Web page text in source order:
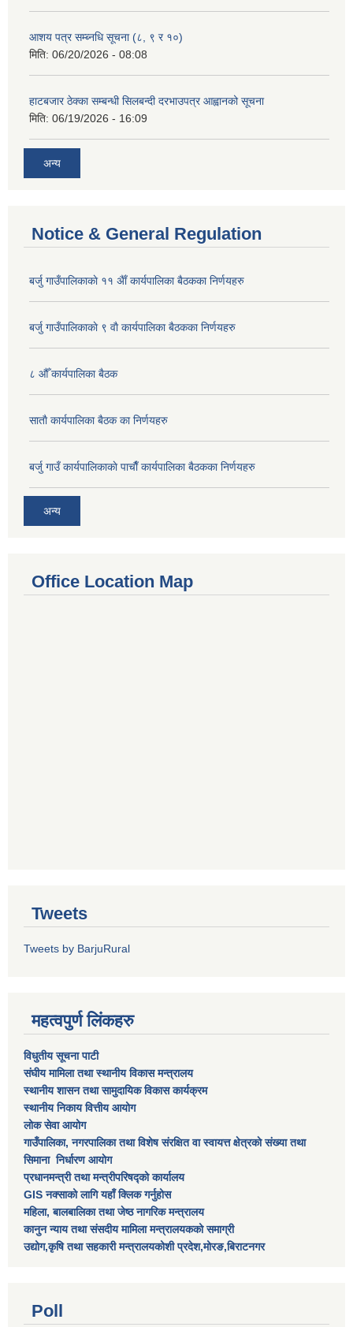
आशय पत्र सम्ब्नधि सूचना (८, ९ र १०)
मिति: 06/20/2026 - 08:08
हाटबजार ठेक्का सम्बन्धी सिलबन्दी दरभाउपत्र आह्वानको सूचना
मिति: 06/19/2026 - 16:09
अन्य
Notice & General Regulation
बर्जु गाउँपालिकाकाे ११ अैाँ कार्यपालिका बैठकका निर्णयहरु
बर्जु गाउँपालिकाकाे ९ वाै‌ कार्यपालिका बैठकका निर्णयहरु
८ औँ कार्यपालिका बैठक
साताै‌ कार्यपालिका बैठक का निर्णयहरु
बर्जु गाउँ कार्यपालिकाकाे पाचाै‌ँ कार्यपालिका बैठकका निर्णयहरु
अन्य
Office Location Map
Tweets
Tweets by BarjuRural
महत्वपुर्ण लिंकहरु
विधुतीय सूचना पाटी
संघीय मामिला तथा स्थानीय विकास मन्त्रालय
स्थानीय शासन तथा सामुदायिक विकास कार्यक्रम
स्थानीय निकाय वित्तीय आयोग
लोक सेवा आयोग
गाउँपालिका, नगरपालिका तथा विशेष स‌ंरक्षित वा स्वायत्त क्षेत्रकाे स‌ंख्या तथा
सिमाना निर्धारण आयाेग
प्रधानमन्त्री तथा मन्त्रीपरिषद्को कार्यालय
GIS नक्साको लागि यहाँ क्लिक गर्नुहोस
महिला, बालबालिका तथा जेष्ठ नागरिक मन्त्रालय
कानुन न्याय तथा संसदीय मामिला मन्त्रालयकको समाग्री
उद्योग,कृषि तथा सहकारी मन्त्रालयकोशी प्रदेश,मोरङ,बिराटनगर
Poll